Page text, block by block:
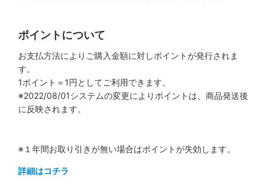
ポイントについて
お支払方法によりご購入金額に対しポイントが発行されま
す。
1ポイント＝1円としてご利用できます。
※2022/08/01システムの変更によりポイントは、商品発送後
に反映されます。
※１年間お取り引きが無い場合はポイントが失効します。
詳細はコチラ